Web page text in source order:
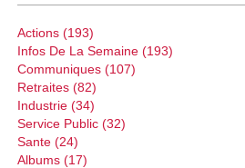
Actions (193)
Infos De La Semaine (193)
Communiques (107)
Retraites (82)
Industrie (34)
Service Public (32)
Sante (24)
Albums (17)